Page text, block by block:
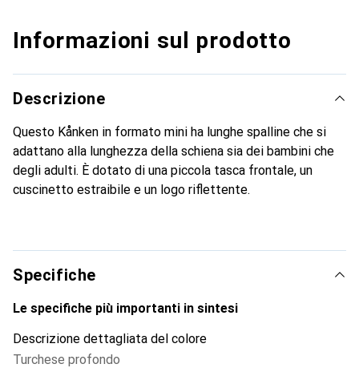
Informazioni sul prodotto
Descrizione
Questo Kånken in formato mini ha lunghe spalline che si
adattano alla lunghezza della schiena sia dei bambini che
degli adulti. È dotato di una piccola tasca frontale, un
cuscinetto estraibile e un logo riflettente.
Specifiche
Le specifiche più importanti in sintesi
Descrizione dettagliata del colore
Turchese profondo